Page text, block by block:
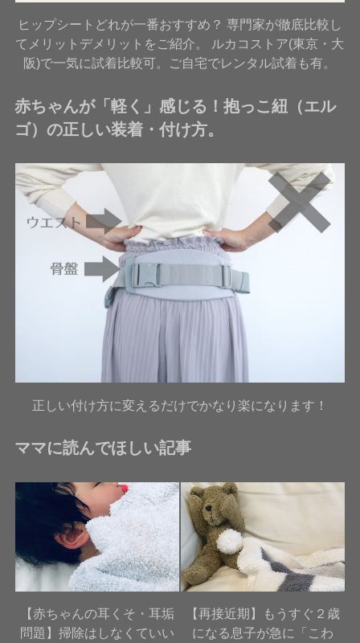
ヒップシートどれが一番おすすめ？ 専門家が徹底比較し
てメリットデメリットをご紹介。 ルカコストア(東京・大
阪)で一気に試着比較可。ご自宅でレンタル試着も有。
赤ちゃんが「軽く」感じる！抱っこ紐（エル
ゴ）の正しい装着・付け方。
正しい付け方に変えるだけでかなり楽になります！
ママに読んでほしい記事
【赤ちゃんの耳くそ・耳垢
問題】掃除はしなくていい
【再接近期】もうすぐ２歳
になる息子が急に「こわ